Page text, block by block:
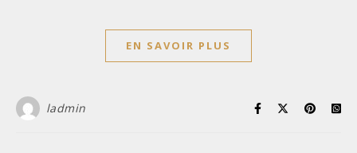
EN SAVOIR PLUS
ladmin